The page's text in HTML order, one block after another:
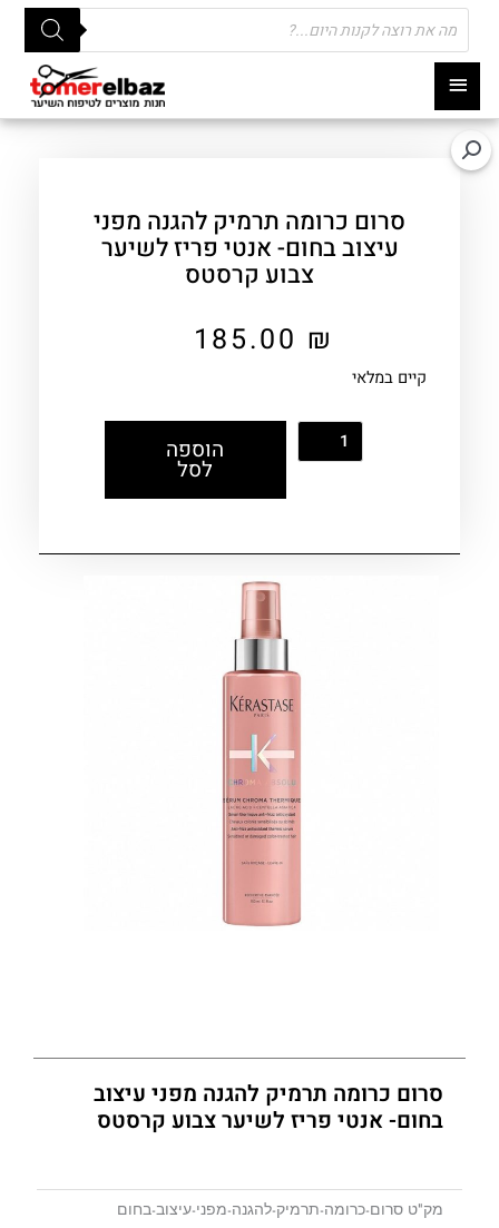
תפריט
ראשי
Products
search
סרום כרומה תרמיק להגנה מפני
עיצוב בחום- אנטי פריז לשיער
צבוע קרסטס
185.00 ₪
קיים במלאי
הוספה
לסל
סרום כרומה תרמיק להגנה מפני עיצוב
בחום- אנטי פריז לשיער צבוע קרסטס
מק"ט סרום-כרומה-תרמיק-להגנה-מפני-עיצוב-בחום